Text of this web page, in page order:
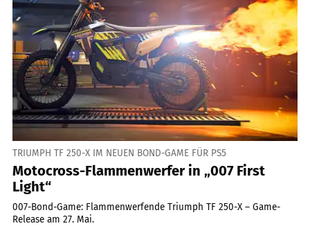
TRIUMPH TF 250-X IM NEUEN BOND-GAME FÜR PS5
Motocross-Flammenwerfer in „007 First
Light“
007-Bond-Game: Flammenwerfende Triumph TF 250-X – Game-
Release am 27. Mai.